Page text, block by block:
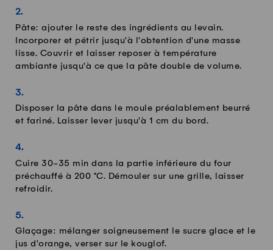
Pâte: ajouter le reste des ingrédients au levain.
Incorporer et pétrir jusqu'à l'obtention d'une masse
lisse. Couvrir et laisser reposer à température
ambiante jusqu'à ce que la pâte double de volume.
Disposer la pâte dans le moule préalablement beurré
et fariné. Laisser lever jusqu'à 1 cm du bord.
Cuire 30-35 min dans la partie inférieure du four
préchauffé à 200 °C. Démouler sur une grille, laisser
refroidir.
Glaçage: mélanger soigneusement le sucre glace et le
jus d'orange, verser sur le kouglof.